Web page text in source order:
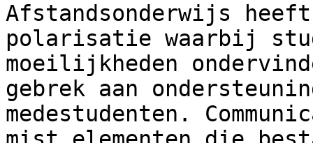
Afstandsonderwijs
polarisatie waarbij
moeilijkheden
gebrek aan
medestudenten.